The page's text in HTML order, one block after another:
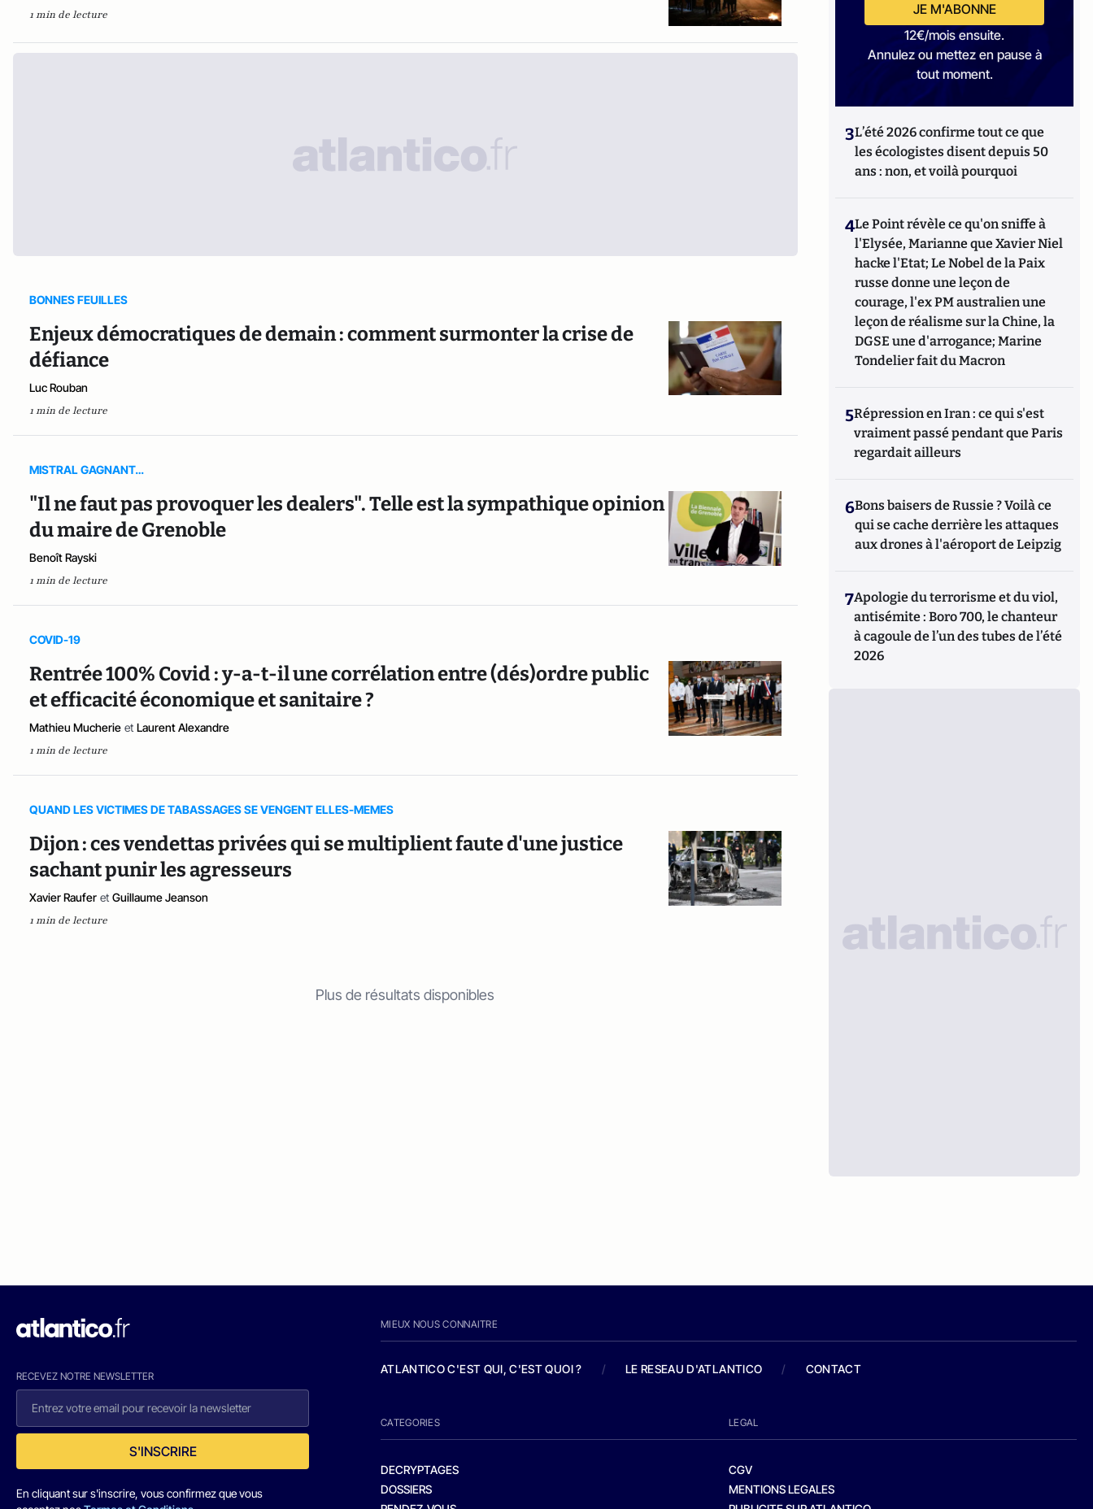
1 min de lecture
BONNES FEUILLES
Enjeux démocratiques de demain : comment surmonter la crise de
défiance
Luc Rouban
1 min de lecture
MISTRAL GAGNANT…
"Il ne faut pas provoquer les dealers". Telle est la sympathique opinion
du maire de Grenoble
Benoît Rayski
1 min de lecture
COVID-19
Rentrée 100% Covid : y-a-t-il une corrélation entre (dés)ordre public
et efficacité économique et sanitaire ?
Mathieu Mucherie et Laurent Alexandre
1 min de lecture
QUAND LES VICTIMES DE TABASSAGES SE VENGENT ELLES-MEMES
Dijon : ces vendettas privées qui se multiplient faute d'une justice
sachant punir les agresseurs
Xavier Raufer et Guillaume Jeanson
1 min de lecture
Plus de résultats disponibles
JE M'ABONNE
12€/mois ensuite.
Annulez ou mettez en pause à
tout moment.
3L’été 2026 confirme tout ce que
les écologistes disent depuis 50
ans : non, et voilà pourquoi
4Le Point révèle ce qu'on sniffe à
l'Elysée, Marianne que Xavier Niel
hacke l'Etat; Le Nobel de la Paix
russe donne une leçon de
courage, l'ex PM australien une
leçon de réalisme sur la Chine, la
DGSE une d'arrogance; Marine
Tondelier fait du Macron
5Répression en Iran : ce qui s'est
vraiment passé pendant que Paris
regardait ailleurs
6Bons baisers de Russie ? Voilà ce
qui se cache derrière les attaques
aux drones à l'aéroport de Leipzig
7Apologie du terrorisme et du viol,
antisémite : Boro 700, le chanteur
à cagoule de l’un des tubes de l’été
2026
RECEVEZ NOTRE NEWSLETTER
S'INSCRIRE
En cliquant sur s'inscrire, vous confirmez que vous
MIEUX NOUS CONNAITRE
ATLANTICO C'EST QUI, C'EST QUOI ? / LE RESEAU D'ATLANTICO / CONTACT
CATEGORIES
DECRYPTAGES
DOSSIERS
LEGAL
CGV
MENTIONS LEGALES